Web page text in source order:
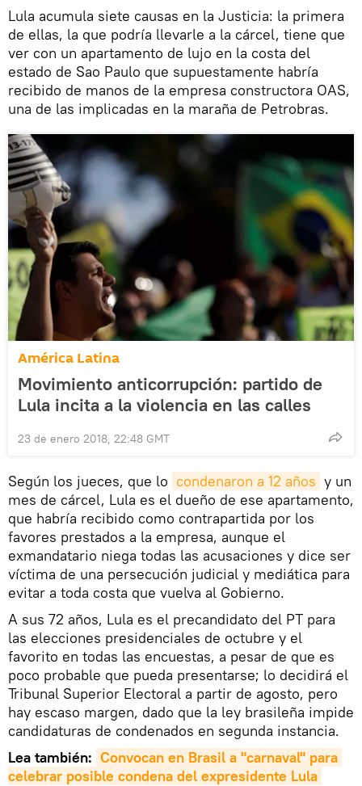
Lula acumula siete causas en la Justicia: la primera
de ellas, la que podría llevarle a la cárcel, tiene que
ver con un apartamento de lujo en la costa del
estado de Sao Paulo que supuestamente habría
recibido de manos de la empresa constructora OAS,
una de las implicadas en la maraña de Petrobras.
América Latina
Movimiento anticorrupción: partido de
Lula incita a la violencia en las calles
23 de enero 2018, 22:48 GMT
Según los jueces, que lo condenaron a 12 años y un
mes de cárcel, Lula es el dueño de ese apartamento,
que habría recibido como contrapartida por los
favores prestados a la empresa, aunque el
exmandatario niega todas las acusaciones y dice ser
víctima de una persecución judicial y mediática para
evitar a toda costa que vuelva al Gobierno.
A sus 72 años, Lula es el precandidato del PT para
las elecciones presidenciales de octubre y el
favorito en todas las encuestas, a pesar de que es
poco probable que pueda presentarse; lo decidirá el
Tribunal Superior Electoral a partir de agosto, pero
hay escaso margen, dado que la ley brasileña impide
candidaturas de condenados en segunda instancia.
Lea también: Convocan en Brasil a "carnaval" para
celebrar posible condena del expresidente Lula